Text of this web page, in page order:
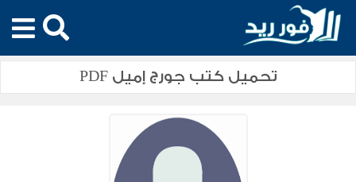
تحميل كتب جورج إميل PDF